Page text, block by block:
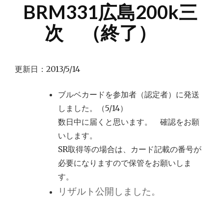
BRM331広島200k三
次 （終了）
更新日：2013/5/14
ブルベカードを参加者（認定者）に発送
しました。（5/14）
数日中に届くと思います。 確認をお願
いします。
SR取得等の場合は、カード記載の番号が
必要になりますので保管をお願いしま
す。
リザルト公開しました。